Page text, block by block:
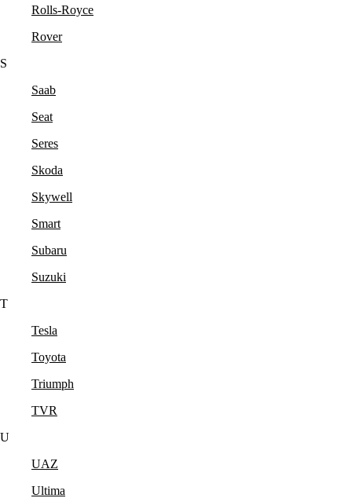
Rolls-Royce
Rover
S
Saab
Seat
Seres
Skoda
Skywell
Smart
Subaru
Suzuki
T
Tesla
Toyota
Triumph
TVR
U
UAZ
Ultima